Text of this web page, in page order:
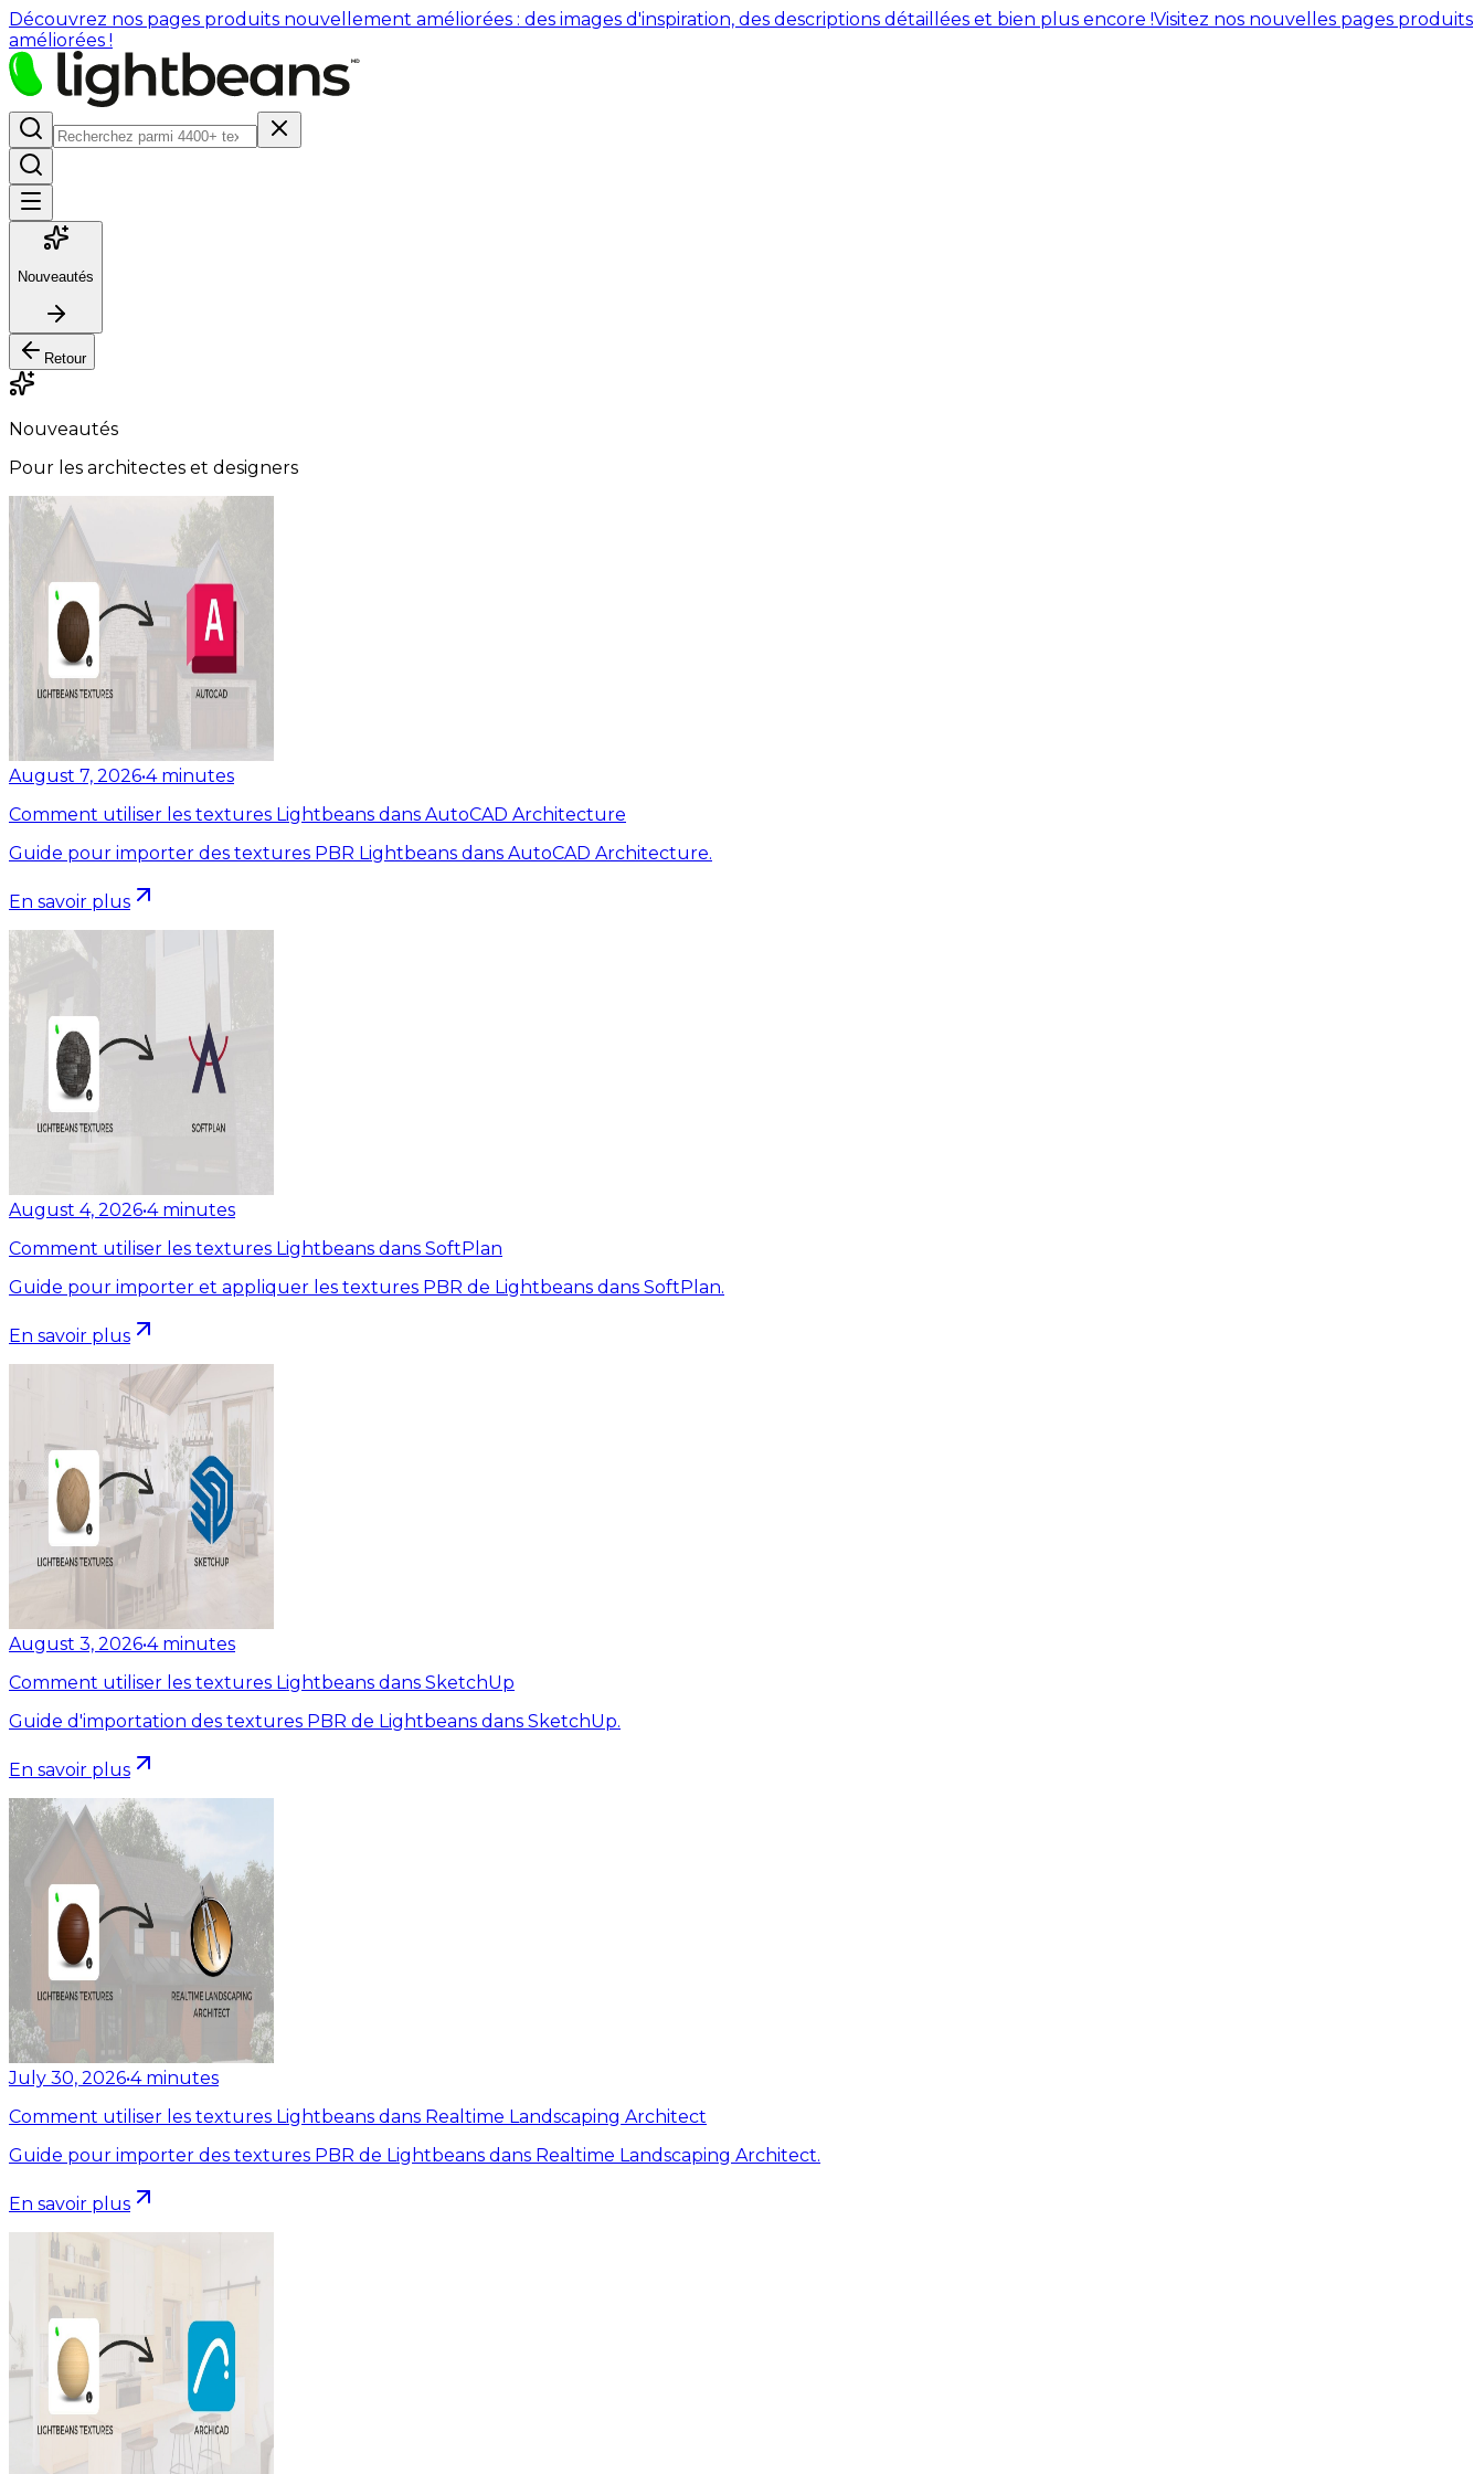
Découvrez nos pages produits nouvellement améliorées : des images d'inspiration, des descriptions détaillées et bien plus encore !Visitez nos nouvelles pages produits
améliorées !
Nouveautés
Retour
Nouveautés
Pour les architectes et designers
August 7, 2026•4 minutes
Comment utiliser les textures Lightbeans dans AutoCAD Architecture
Guide pour importer des textures PBR Lightbeans dans AutoCAD Architecture.
En savoir plus
August 4, 2026•4 minutes
Comment utiliser les textures Lightbeans dans SoftPlan
Guide pour importer et appliquer les textures PBR de Lightbeans dans SoftPlan.
En savoir plus
August 3, 2026•4 minutes
Comment utiliser les textures Lightbeans dans SketchUp
Guide d'importation des textures PBR de Lightbeans dans SketchUp.
En savoir plus
July 30, 2026•4 minutes
Comment utiliser les textures Lightbeans dans Realtime Landscaping Architect
Guide pour importer des textures PBR de Lightbeans dans Realtime Landscaping Architect.
En savoir plus